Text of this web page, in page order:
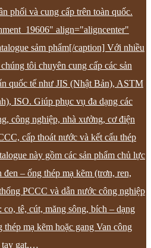
phối và cung cấp trên toàn quốc.
align="aligncenter"
sảm phẩm[/caption] Với nhiều
tôi chuyên cung cấp các sản
quốc tế như JIS (Nhật Bản), ASTM
ISO. Giúp phục vụ đa dạng các
công nghiệp, nhà xưởng, cơ điện
cấp thoát nước và kết cấu thép
này gồm các sản phẩm chủ lực
đen – ống thép mạ kẽm (trơn, ren,
PCCC và dẫn nước công nghiệp
co, tê, cút, măng sông, bích – dạng
thép mạ kẽm hoặc gang Van công
tay gạt,…